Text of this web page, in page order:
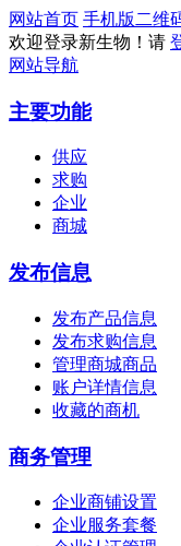
网站首页 手机版 二维
欢迎登录新生物！请
网站导航
主要功能
供应
求购
企业
商城
发布信息
发布产品信息
发布求购信息
管理商城商品
账户详情信息
收藏的商机
商务管理
企业商铺设置
企业服务套餐